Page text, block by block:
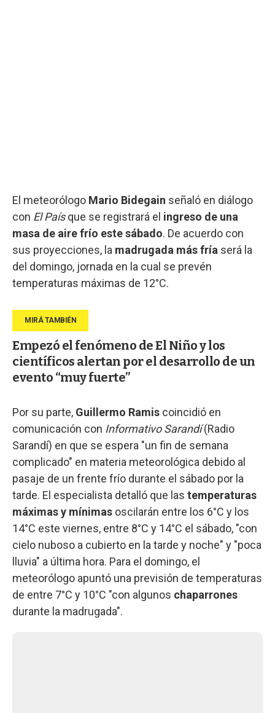
El meteorólogo Mario Bidegain señaló en diálogo
con El Paísque se registrará el ingreso de una
masa de aire frío este sábado. De acuerdo con
sus proyecciones, la madrugada más fría será la
del domingo, jornada en la cual se prevén
temperaturas máximas de 12°C.
Empezó el fenómeno de El Niño y los
científicos alertan por el desarrollo de un
evento “muy fuerte”
Por su parte, Guillermo Ramis coincidió en
comunicación con Informativo Sarandí(Radio
Sarandí) en que se espera "un fin de semana
complicado" en materia meteorológica debido al
pasaje de un frente frío durante el sábado por la
tarde. El especialista detalló que las temperaturas
máximas y mínimas oscilarán entre los 6°C y los
14°C este viernes, entre 8°C y 14°C el sábado, "con
cielo nuboso a cubierto en la tarde y noche" y "poca
lluvia" a última hora. Para el domingo, el
meteorólogo apuntó una previsión de temperaturas
de entre 7°C y 10°C "con algunos chaparrones
durante la madrugada".